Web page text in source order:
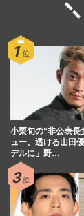
小栗旬の“非公表長
ュー、透ける山田
デルに」野…